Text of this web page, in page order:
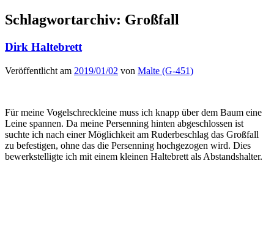
Schlagwortarchiv: Großfall
Dirk Haltebrett
Veröffentlicht am 2019/01/02 von Malte (G-451)
Für meine Vogelschreckleine muss ich knapp über dem Baum eine
Leine spannen. Da meine Persenning hinten abgeschlossen ist
suchte ich nach einer Möglichkeit am Ruderbeschlag das Großfall
zu befestigen, ohne das die Persenning hochgezogen wird. Dies
bewerkstelligte ich mit einem kleinen Haltebrett als Abstandshalter.